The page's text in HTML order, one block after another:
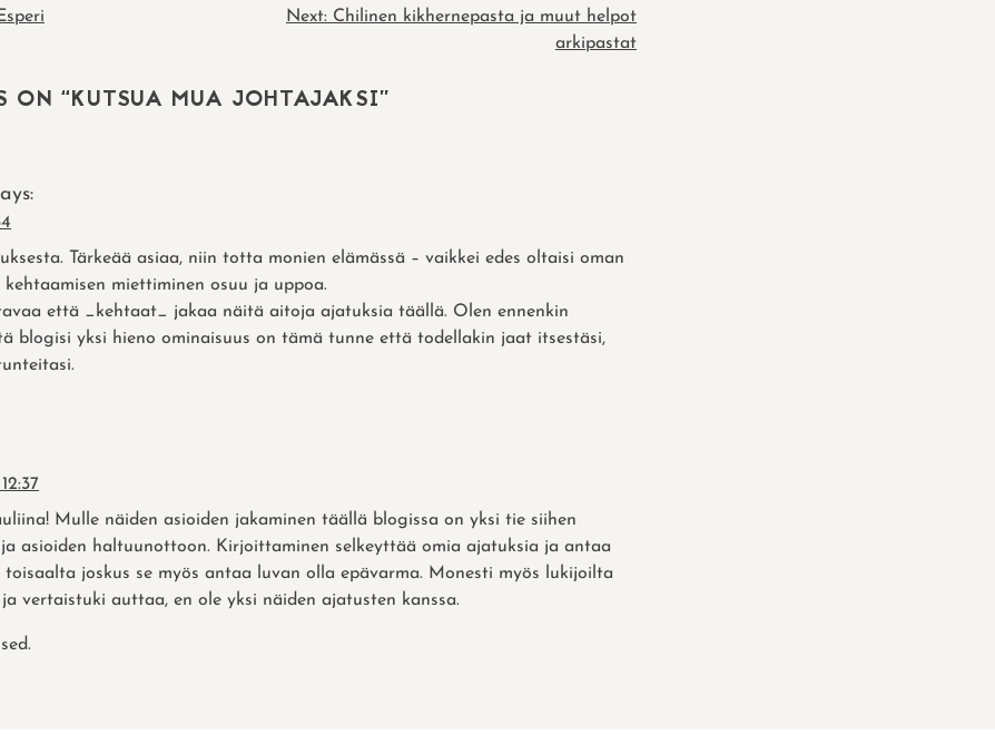
Next: Chilinen kikhernepasta ja muut helpot
arkipastat
ON “KUTSUA MUA JOHTAJAKSI”
Tärkeää asiaa, niin totta monien elämässä – vaikkei edes oltaisi oman
miettiminen osuu ja uppoa.
että _kehtaat_ jakaa näitä aitoja ajatuksia täällä. Olen ennenkin
blogisi yksi hieno ominaisuus on tämä tunne että todellakin jaat itsestäsi,
Mulle näiden asioiden jakaminen täällä blogissa on yksi tie siihen
ja asioiden haltuunottoon. Kirjoittaminen selkeyttää omia ajatuksia ja antaa
joskus se myös antaa luvan olla epävarma. Monesti myös lukijoilta
vertaistuki auttaa, en ole yksi näiden ajatusten kanssa.